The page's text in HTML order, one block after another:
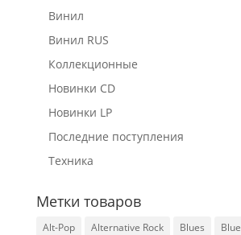
Винил
Винил RUS
Коллекционные
Новинки CD
Новинки LP
Последние поступления
Техника
Метки товаров
Alt-Pop Alternative Rock Blues